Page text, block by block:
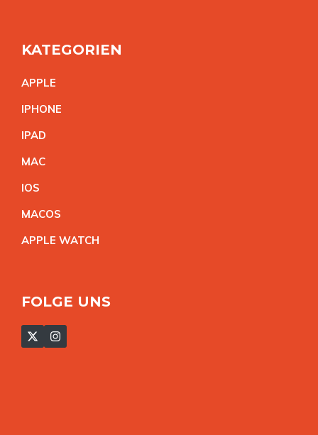
KATEGORIEN
APPLE
IPHONE
IPAD
MAC
IOS
MACOS
APPLE WATCH
FOLGE UNS